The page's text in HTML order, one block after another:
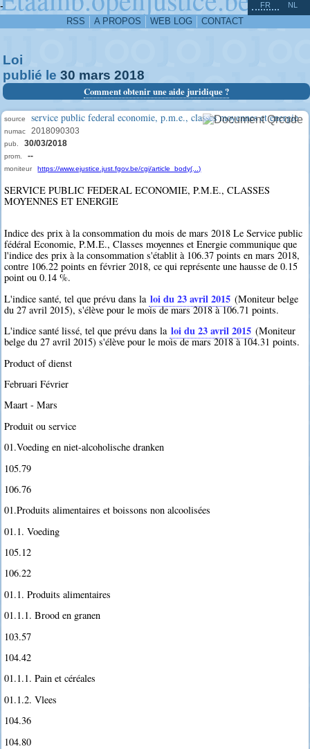
-
RSS A PROPOS WEB LOG CONTACT
FR NL
Loi
publié le 30 mars 2018
Comment obtenir une aide juridique ?
source service public federal economie, p.m.e., classes moyennes et energie
numac 2018090303
pub. 30/03/2018
prom. --
moniteur https://www.ejustice.just.fgov.be/cgi/article_body(...)
SERVICE PUBLIC FEDERAL ECONOMIE, P.M.E., CLASSES
MOYENNES ET ENERGIE
Indice des prix à la consommation du mois de mars 2018 Le Service public
fédéral Economie, P.M.E., Classes moyennes et Energie communique que
l'indice des prix à la consommation s'établit à 106.37 points en mars 2018,
contre 106.22 points en février 2018, ce qui représente une hausse de 0.15
point ou 0.14 %.
L'indice santé, tel que prévu dans la loi du 23 avril 2015 (Moniteur belge
du 27 avril 2015), s'élève pour le mois de mars 2018 à 106.71 points.
L'indice santé lissé, tel que prévu dans la loi du 23 avril 2015 (Moniteur
belge du 27 avril 2015) s'élève pour le mois de mars 2018 à 104.31 points.
Product of dienst
Februari Février
Maart - Mars
Produit ou service
01.Voeding en niet-alcoholische dranken
105.79
106.76
01.Produits alimentaires et boissons non alcoolisées
01.1. Voeding
105.12
106.22
01.1. Produits alimentaires
01.1.1. Brood en granen
103.57
104.42
01.1.1. Pain et céréales
01.1.2. Vlees
104.36
104.80
^